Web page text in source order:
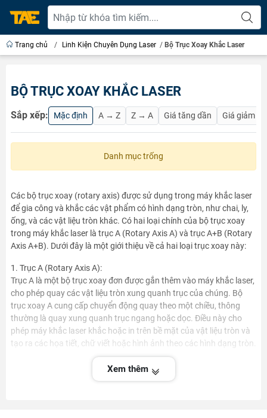
Trang chủ / Linh Kiện Chuyên Dụng Laser / Bộ Trục Xoay Khắc Laser
BỘ TRỤC XOAY KHẮC LASER
Sắp xếp: Mặc định A → Z Z → A Giá tăng dần Giá giảm
Danh mục trống
Các bộ trục xoay (rotary axis) được sử dụng trong máy khắc laser
để gia công và khắc các vật phẩm có hình dạng tròn, như chai, ly,
ống, và các vật liệu tròn khác. Có hai loại chính của bộ trục xoay
trong máy khắc laser là trục A (Rotary Axis A) và trục A+B (Rotary
Axis A+B). Dưới đây là một giới thiệu về cả hai loại trục xoay này:
1. Trục A (Rotary Axis A):
Trục A là một bộ trục xoay đơn được gắn thêm vào máy khắc laser,
cho phép quay các vật liệu tròn xung quanh trục của chúng. Bộ
trục xoay A cung cấp chuyển động quay theo một chiều, thông
thường là quay xung quanh trục ngang hoặc dọc. Điều này cho
phép máy khắc laser khắc hoặc in trên bề mặt của vật liệu tròn và
tạo ra các họa tiết, chữ viết hoặc hình ảnh theo các hình dạng tròn.
2. Trục A+B (Rotary Axis A+B):
Trục A+B là một bộ trục xoay nâng cao được sử dụng trong máy
Xem thêm